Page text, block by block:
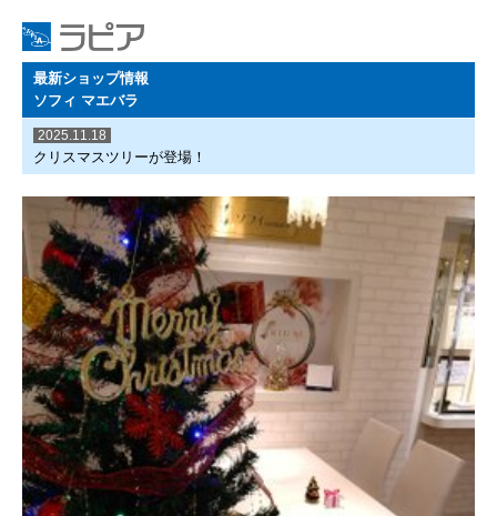
最新ショップ情報
ソフィ マエバラ
2025.11.18
クリスマスツリーが登場！